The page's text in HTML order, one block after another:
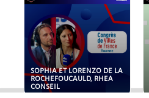
SOPHIA ET LORENZO DE LA
ROCHEFOUCAULD, RHEA
CONSEIL